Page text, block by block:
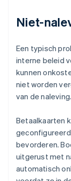
Niet-
Een typisch
interne beleid
kunnen
niet worden
van de naleving.
Betaalkaarten
bevorderen.
uitgerust met
automatisch